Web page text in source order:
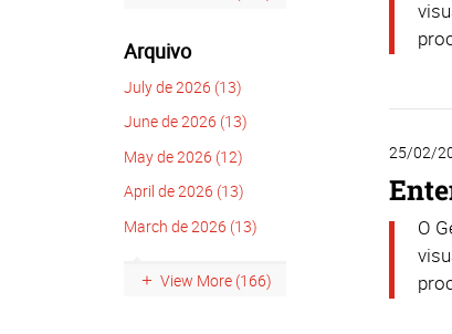
Arquivo
July de 2026 (13)
June de 2026 (13)
May de 2026 (12)
April de 2026 (13)
March de 2026 (13)
View More (166)
25/02/
O